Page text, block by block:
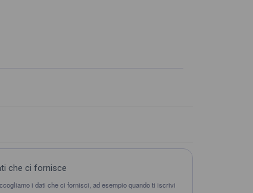
che ci fornisce
i dati che ci fornisci, ad esempio quando ti iscrivi